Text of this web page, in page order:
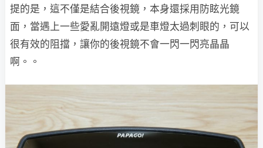
提的是，這不僅是結合後視鏡，本身還採用防眩光鏡
面，當遇上一些愛亂開遠燈或是車燈太過刺眼的，可以
很有效的阻擋，讓你的後視鏡不會一閃一閃亮晶晶
啊。。